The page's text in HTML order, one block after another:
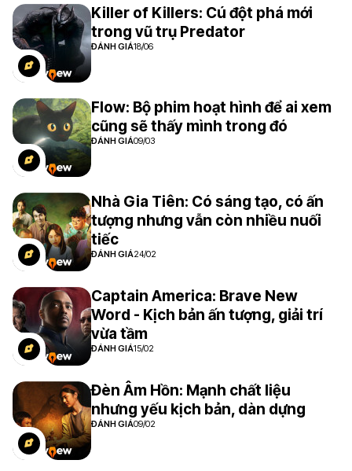
Killer of Killers: Cú đột phá mới
trong vũ trụ Predator
ĐÁNH GIÁ18/06
Flow: Bộ phim hoạt hình để ai xem
cũng sẽ thấy mình trong đó
ĐÁNH GIÁ09/03
Nhà Gia Tiên: Có sáng tạo, có ấn
tượng nhưng vẫn còn nhiều nuối
tiếc
ĐÁNH GIÁ24/02
Captain America: Brave New
Word - Kịch bản ấn tượng, giải trí
vừa tầm
ĐÁNH GIÁ15/02
Đèn Âm Hồn: Mạnh chất liệu
nhưng yếu kịch bản, dàn dựng
ĐÁNH GIÁ09/02